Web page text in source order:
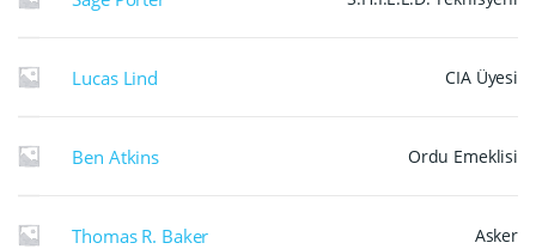
Lucas Lind CIA Üyesi
Ben Atkins Ordu Emeklisi
Thomas R. Baker Asker